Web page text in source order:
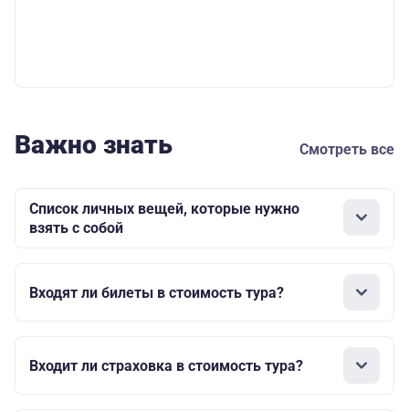
Важно знать Смотреть все
Список личных вещей, которые нужно
взять с собой
Входят ли билеты в стоимость тура?
Входит ли страховка в стоимость тура?